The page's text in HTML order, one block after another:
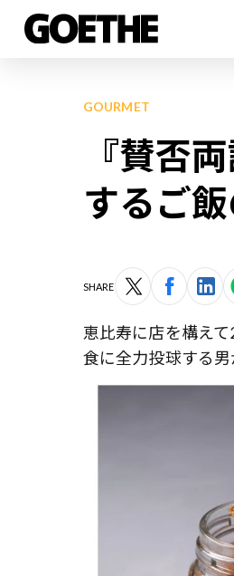
GOURMET
『賛否
するご
SHARE
恵比寿に店を構え
食に全力投球する